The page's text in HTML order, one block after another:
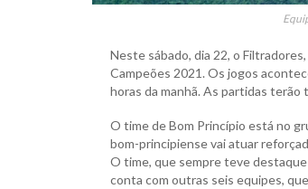
Neste sábado, dia 22, o
Campeões 2021. Os jogos
horas da manhã. As partidas
O time de Bom Princípio está no
bom-principiense vai atuar
O time, que sempre teve
conta com outras seis equipes,